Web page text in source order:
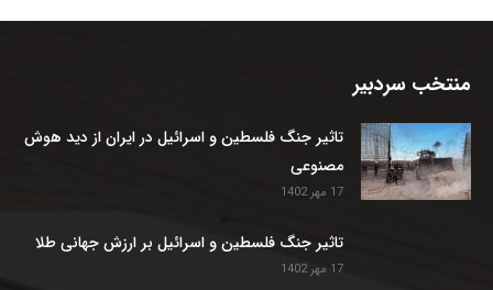
منتخب سردبیر
تاثیر جنگ فلسطین و اسرائیل در ایران از دید هوش
مصنوعی
17 مهر 1402
تاثیر جنگ فلسطین و اسرائیل بر ارزش جهانی طلا
17 مهر 1402